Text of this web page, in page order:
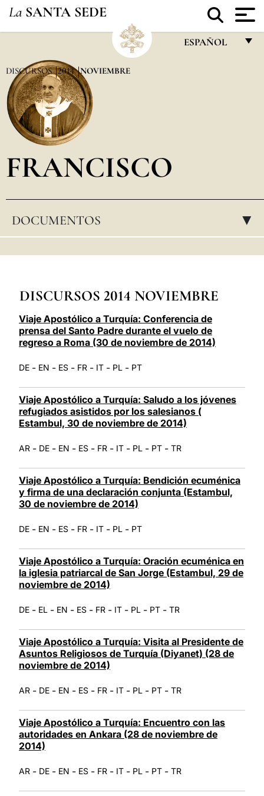
La SANTA SEDE
ESPAÑOL
POLSKI
DISCURSOS 2014 NOVIEMBRE
FRANCISCO
DOCUMENTOS ▸
DISCURSOS 2014 NOVIEMBRE
Viaje Apostólico a Turquía: Conferencia de
prensa del Santo Padre durante el vuelo de
regreso a Roma (30 de noviembre de 2014)
DE - EN - ES - FR - IT - PL - PT
Viaje Apostólico a Turquía: Saludo a los jóvenes
refugiados asistidos por los salesianos (
Estambul, 30 de noviembre de 2014)
AR - DE - EN - ES - FR - IT - PL - PT - TR
Viaje Apostólico a Turquía: Bendición ecuménica
y firma de una declaración conjunta (Estambul,
30 de noviembre de 2014)
DE - EN - ES - FR - IT - PL - PT
Viaje Apostólico a Turquía: Oración ecuménica en
la iglesia patriarcal de San Jorge (Estambul, 29 de
noviembre de 2014)
DE - EL - EN - ES - FR - IT - PL - PT - TR
Viaje Apostólico a Turquía: Visita al Presidente de
Asuntos Religiosos de Turquía (Diyanet) (28 de
noviembre de 2014)
AR - DE - EN - ES - FR - IT - PL - PT - TR
Viaje Apostólico a Turquía: Encuentro con las
autoridades en Ankara (28 de noviembre de
2014)
AR - DE - EN - ES - FR - IT - PL - PT - TR